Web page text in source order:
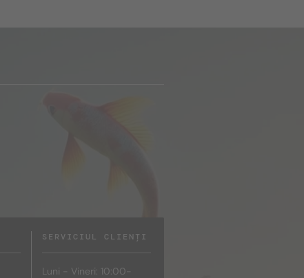
SERVICIUL CLIENȚI
Luni - Vineri: 10:00-